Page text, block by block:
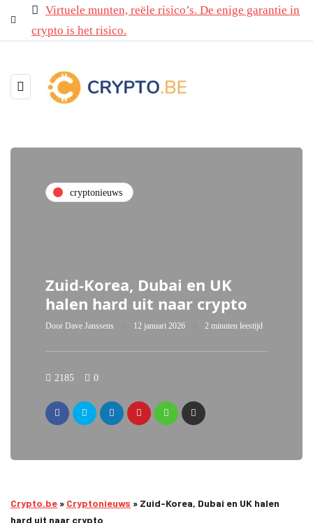
Virtuele munten, reële risico’s. De enige garantie in
crypto is het risico.
cryptonieuws
Zuid-Korea, Dubai en UK
halen hard uit naar crypto
Door Dave Janssens 12 januari 2026 2 minuten leestijd
2185 0
Crypto.be » Cryptonieuws » Zuid-Korea, Dubai en UK halen
hard uit naar crypto